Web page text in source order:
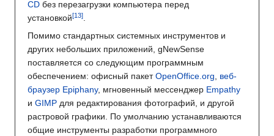
CD без перезагрузки компьютера перед
установкой
.
Помимо стандартных системных инструментов и
других небольших приложений, gNewSense
поставляется со следующим программным
обеспечением: офисный пакетOpenOffice.org, веб-
браузер Epiphany, мгновенный мессенджер Empathy
и GIMP для редактирования фотографий, и другой
растровой графики. По умолчанию устанавливаются
общие инструменты разработки программного